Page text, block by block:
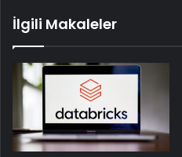
İlgili Makaleler